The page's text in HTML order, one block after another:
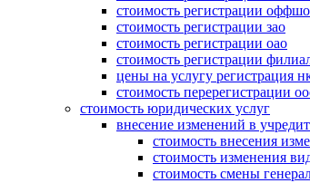
стоимость регистрации
стоимость регистрации зао
стоимость регистрации оао
стоимость регистрации
цены на услугу регистрация
стоимость перерегистрации
стоимость юридических услуг
внесение изменений в
стоимость внесения
стоимость изменения
стоимость смены